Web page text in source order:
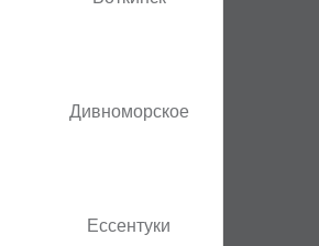
Дивноморское
Ессентуки